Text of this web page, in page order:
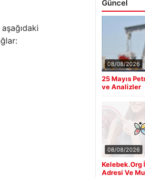
Güncel
08/08/2026
25 Mayıs
ve Analizler
08/08/2026
Kelebek.Org
Adresi Ve